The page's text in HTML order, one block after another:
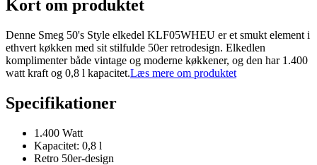
Kort om produktet
Denne Smeg 50's Style elkedel KLF05WHEU er et smukt element i
ethvert køkken med sit stilfulde 50er retrodesign. Elkedlen
komplimenter både vintage og moderne køkkener, og den har 1.400
watt kraft og 0,8 l kapacitet.Læs mere om produktet
Specifikationer
1.400 Watt
Kapacitet: 0,8 l
Retro 50er-design